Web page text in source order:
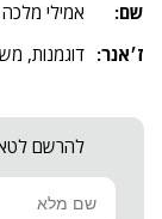
אמילי מלכה
דוגמנות,משחק
להרשם לטאלנטים